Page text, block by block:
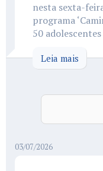
nesta sexta-
programa
50
Leia mais
03/07/2026